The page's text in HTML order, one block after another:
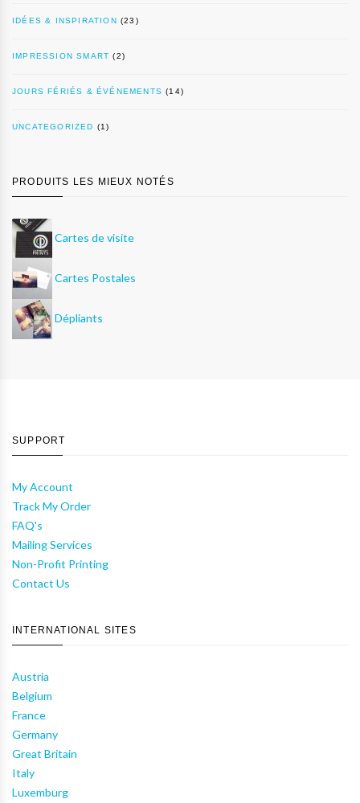
IDÉES & INSPIRATION (23)
IMPRESSION SMART (2)
JOURS FÉRIÉS & ÉVÉNEMENTS (14)
UNCATEGORIZED (1)
PRODUITS LES MIEUX NOTÉS
Cartes de visite
Cartes Postales
Dépliants
SUPPORT
My Account
Track My Order
FAQ's
Mailing Services
Non-Profit Printing
Contact Us
INTERNATIONAL SITES
Austria
Belgium
France
Germany
Great Britain
Italy
Luxemburg